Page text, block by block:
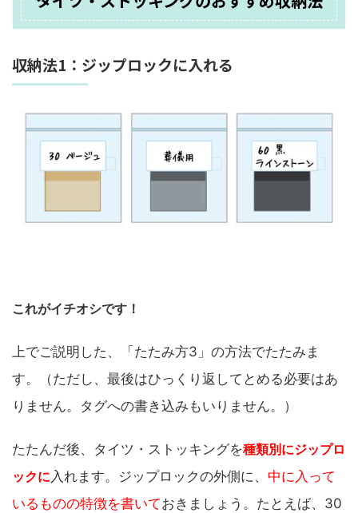
収納法1：ジップロックに入れる
これがイチオシです！
上でご説明した、「たたみ方3」の方法でたたみま
す。（ただし、最後はひっくり返してとめる必要はあ
りません。タグへの書き込みもいりません。）
たたんだ後、タイツ・ストッキングを種類別にジップロ
ックに入れます。ジップロックの外側に、 中に入って
いるものの特徴を書いておきましょう。たとえば、30